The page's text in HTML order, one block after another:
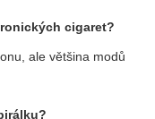
cigaret?
ale většina modů